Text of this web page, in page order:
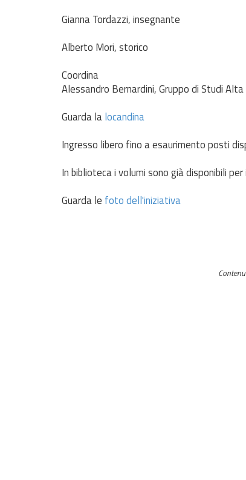
Gianna Tordazzi, insegnante
Alberto Mori, storico
Coordina
Alessandro Bernardini, Gruppo di Studi
Guarda lalocandina
Ingresso libero fino a esaurimento posti
In biblioteca i volumi sono già disponibili
Guarda le foto dell'iniziativa